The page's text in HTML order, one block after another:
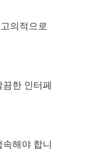
의적으로
한 인터페
해야 합니